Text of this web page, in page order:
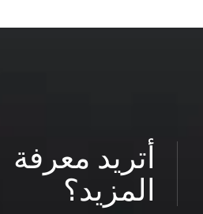
أتريد معرفة
المزيد؟